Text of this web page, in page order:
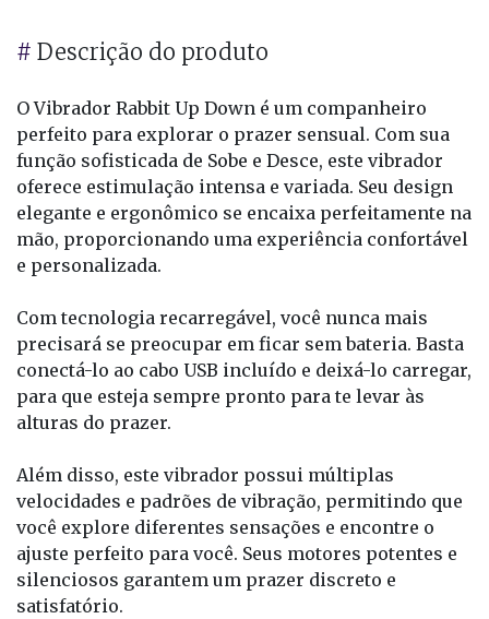
# Descrição do produto
O Vibrador Rabbit Up Down é um companheiro
perfeito para explorar o prazer sensual. Com sua
função sofisticada de Sobe e Desce, este vibrador
oferece estimulação intensa e variada. Seu design
elegante e ergonômico se encaixa perfeitamente na
mão, proporcionando uma experiência confortável
e personalizada.
Com tecnologia recarregável, você nunca mais
precisará se preocupar em ficar sem bateria. Basta
conectá-lo ao cabo USB incluído e deixá-lo carregar,
para que esteja sempre pronto para te levar às
alturas do prazer.
Além disso, este vibrador possui múltiplas
velocidades e padrões de vibração, permitindo que
você explore diferentes sensações e encontre o
ajuste perfeito para você. Seus motores potentes e
silenciosos garantem um prazer discreto e
satisfatório.